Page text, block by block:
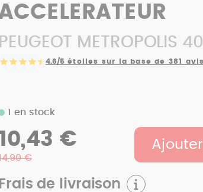
PEUGEOT METROPOLIS
4.6/5 étoiles sur la base de 381 avis
Frais de livraison
1 en stock
€
€